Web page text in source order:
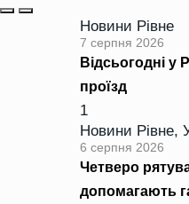
Новини Рівне
7 серпня 2026
Відсьогодні у
проїзд
1
Новини Рівне,
6 серпня 2026
Четверо
допомагають